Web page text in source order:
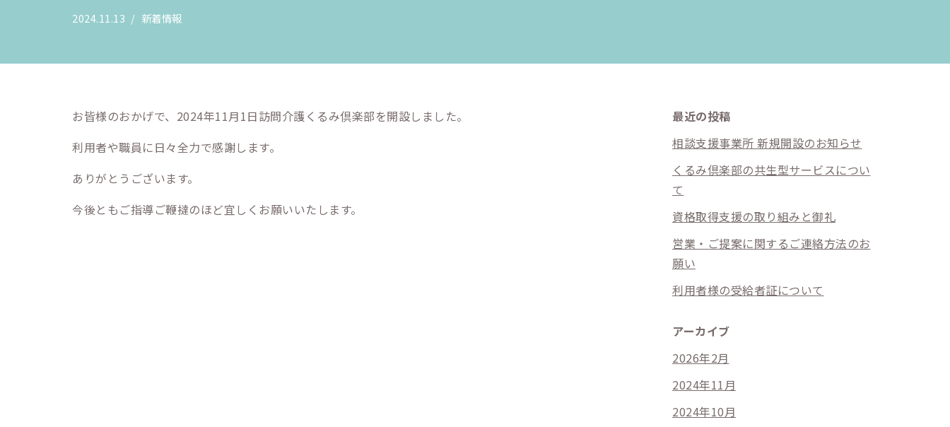
2024.11.13 新着情報
お皆様のおかげで、2024年11月1日訪問介護くるみ倶楽部を開設しました。
利用者や職員に日々全力で感謝します。
ありがとうございます。
今後ともご指導ご鞭撻のほど宜しくお願いいたします。
最近の投稿
相談支援事業所 新規開設のお知らせ
くるみ倶楽部の共生型サービスについ
て
資格取得支援の取り組みと御礼
営業・ご提案に関するご連絡方法のお
願い
利用者様の受給者証について
アーカイブ
2026年2月
2024年11月
2024年10月